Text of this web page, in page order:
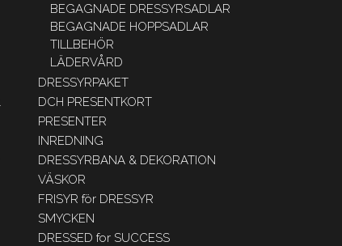
BEGAGNADE DRESSYRSADLAR
BEGAGNADE HOPPSADLAR
TILLBEHÖR
LÄDERVÅRD
DRESSYRPAKET
DCH PRESENTKORT
PRESENTER
INREDNING
DRESSYRBANA & DEKORATION
VÄSKOR
FRISYR för DRESSYR
SMYCKEN
DRESSED for SUCCESS